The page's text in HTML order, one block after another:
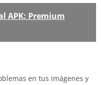
APK: Premium
en tus imágenes y